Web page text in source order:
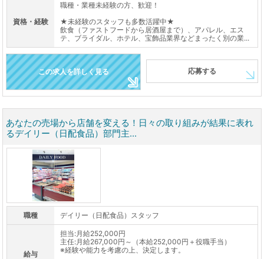
資格・経験
職種・業種未経験の方、歓迎！
★未経験のスタッフも多数活躍中★
飲食（ファストフードから居酒屋まで）、アパレル、エス
テ、ブライダル、ホテル、宝飾品業界などまったく別の業...
この求人を詳しく見る 応募する
あなたの売場から店舗を変える！日々の取り組みが結果に表れ
るデイリー（日配食品）部門主...
職種 デイリー（日配食品）スタッフ
給与
担当:月給252,000円
主任:月給267,000円～（本給252,000円＋役職手当）
※経験や能力を考慮の上、決定します。